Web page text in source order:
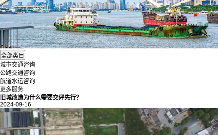
城市交通咨询
公路交通咨询
航道水运咨询
更多服务
旧城改造为什么需要交评先行？
2024-09-16